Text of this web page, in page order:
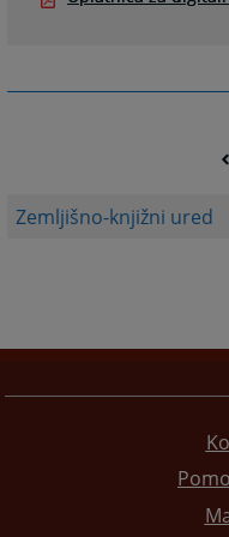
Zemljišno-knjižni ured